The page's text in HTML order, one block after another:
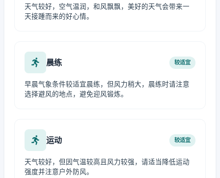
天气较好，空气温润，和风飘飘，美好的天气会带来一
天接踵而来的好心情。
晨练 较适宜
早晨气象条件较适宜晨练，但风力稍大，晨练时请注意
选择避风的地点，避免迎风锻炼。
运动 较适宜
天气较好，但因气温较高且风力较强，请适当降低运动
强度并注意户外防风。